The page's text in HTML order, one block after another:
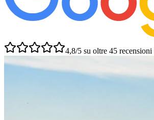
4,8/5 su oltre 45 recensioni